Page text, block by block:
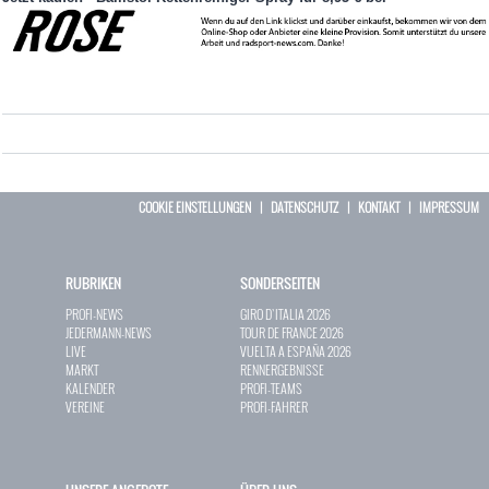
COOKIE EINSTELLUNGEN | DATENSCHUTZ| KONTAKT| IMPRESSUM
RUBRIKEN
PROFI-NEWS
JEDERMANN-NEWS
LIVE
MARKT
KALENDER
VEREINE
SONDERSEITEN
GIRO D`ITALIA 2026
TOUR DE FRANCE 2026
VUELTA A ESPAÑA 2026
RENNERGEBNISSE
PROFI-TEAMS
PROFI-FAHRER